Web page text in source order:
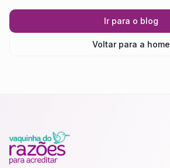
Ir para o blog
Voltar para a home